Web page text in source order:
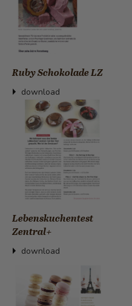
Ruby Schokolade LZ
download
Lebenskuchentest
Zentral+
download